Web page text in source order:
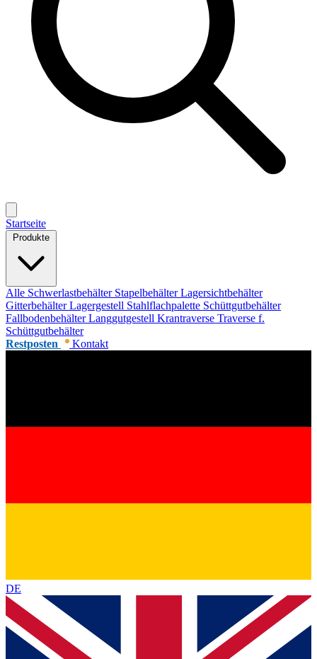
Startseite
Alle Schwerlastbehälter StapelbehälterLagersichtbehälter
GitterbehälterLagergestell Stahlflachpalette Schüttgutbehälter
FallbodenbehälterLanggutgestell Krantraverse Traverse f.
Schüttgutbehälter
Restposten
Kontakt
DE